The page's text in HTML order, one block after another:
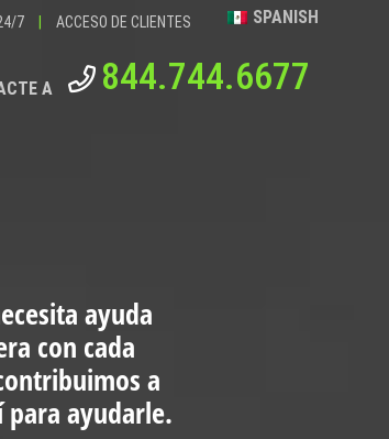
7 | ACCESO DE CLIENTES SPANISH
A 844.744.6677
ayuda
con cada
a
para ayudarle.